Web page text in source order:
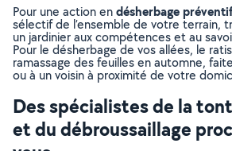
Pour une action endésherbage
sélectif de l’ensemble de votre terrain,
un jardinier aux compétences et au
Pour le désherbage de vos allées, le
ramassage des feuilles en automne,
ou à un voisin à proximité de votre
Des spécialistes de la
et du débroussaillage